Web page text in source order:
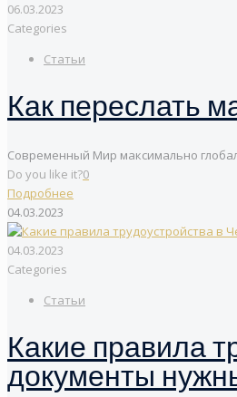
06.03.2023
Categories
Статьи
Как переслать
Современный Мир максимально
Do you like it?0
Подробнее
04.03.2023
04.03.2023
Categories
Статьи
Какие правила
документы